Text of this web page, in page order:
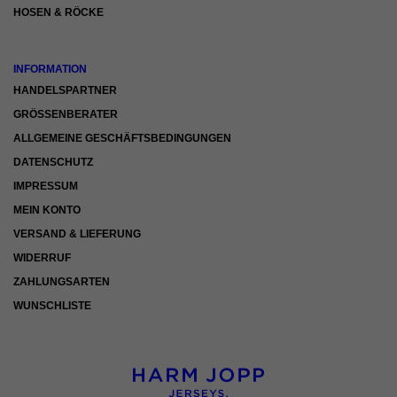
HOSEN & RÖCKE
INFORMATION
HANDELSPARTNER
GRÖSSENBERATER
ALLGEMEINE GESCHÄFTSBEDINGUNGEN
DATENSCHUTZ
IMPRESSUM
MEIN KONTO
VERSAND & LIEFERUNG
WIDERRUF
ZAHLUNGSARTEN
WUNSCHLISTE
Inhalte von Videoplattformen und Social-Media-Plattformen werden
mehr.